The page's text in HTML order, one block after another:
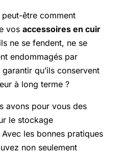
être comment
vos accessoires en cuir
ne se fendent, ne se
endommagés par
qu’ils conservent
à long terme ?
avons pour vous des
le stockage
les bonnes pratiques
non seulement